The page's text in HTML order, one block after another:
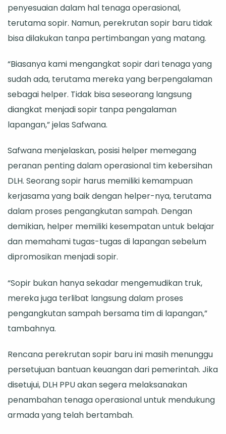
penyesuaian dalam hal tenaga operasional,
terutama sopir. Namun, perekrutan sopir baru tidak
bisa dilakukan tanpa pertimbangan yang matang.
“Biasanya kami mengangkat sopir dari tenaga yang
sudah ada, terutama mereka yang berpengalaman
sebagai helper. Tidak bisa seseorang langsung
diangkat menjadi sopir tanpa pengalaman
lapangan,” jelas Safwana.
Safwana menjelaskan, posisi helper memegang
peranan penting dalam operasional tim kebersihan
DLH. Seorang sopir harus memiliki kemampuan
kerjasama yang baik dengan helper-nya, terutama
dalam proses pengangkutan sampah. Dengan
demikian, helper memiliki kesempatan untuk belajar
dan memahami tugas-tugas di lapangan sebelum
dipromosikan menjadi sopir.
“Sopir bukan hanya sekadar mengemudikan truk,
mereka juga terlibat langsung dalam proses
pengangkutan sampah bersama tim di lapangan,”
tambahnya.
Rencana perekrutan sopir baru ini masih menunggu
persetujuan bantuan keuangan dari pemerintah. Jika
disetujui, DLH PPU akan segera melaksanakan
penambahan tenaga operasional untuk mendukung
armada yang telah bertambah.